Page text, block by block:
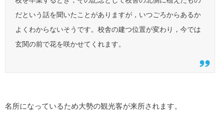
だという話を聞いたことがありますが，いつごろからあるか
よくわからないそうです。校舎の建つ位置が変わり，今では
玄関の前で花を咲かせてくれます。
名所になっているため大勢の観光客が来所されます。